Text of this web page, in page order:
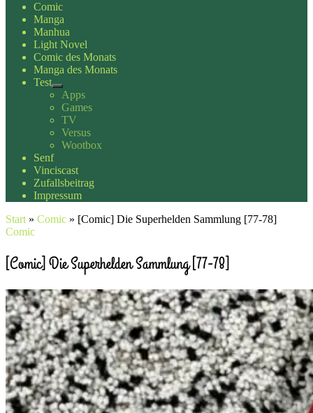
Comic
Manga
Manhua
Light Novel
Comic des Monats
Manga des Monats
Test
Apps
Games
TV
Versus
Wootbox
Senf
Vinciscast
Zufallsbeitrag
Impressum
Start » Comic » [Comic] Die Superhelden Sammlung [77-78]
Comic
[Comic] Die Superhelden Sammlung [77-78]